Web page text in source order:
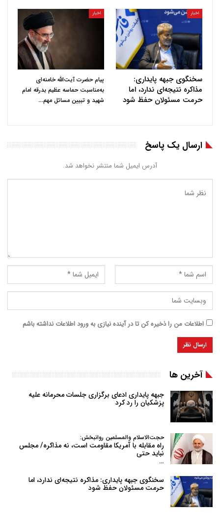
اخبار
سخنگوی جبهه پایداری:
مذاکره نتیجه‌ای ندارد، اما
حرمت مسئولان حفظ شود
اخبار
پیام حضرت آیت‌الله خامنه‌ای
به‌مناسبت حماسه عظیم بدرقه امام
شهید و تبیین مسائل مهم…
ارسال یک پاسخ
آدرس ایمیل شما منتشر نخواهد شد.
اطلاعات من را ذخیره کن تا در آینده نیازی به ورود اطلاعات نداشته باشم
آخرین ها
جبهه پایداری ادعای برگزاری جلسات محرمانه علیه
پزشکیان را رد کرد
حجت‌الاسلام والمسلمین روانبخش:
راه مقابله با آمریکا مقاومت است، نه مذاکره/ مجلس
نباید حتی
…
سخنگوی جبهه پایداری: مذاکره نتیجه‌ای ندارد، اما
حرمت مسئولان حفظ شود